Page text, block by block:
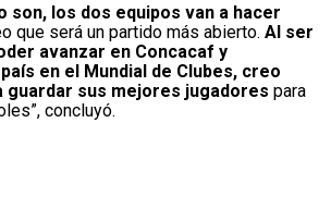
son, los dos equipos van a hacer
que será un partido más abierto. Al ser
avanzar en Concacaf y
en el Mundial de Clubes, creo
guardar sus mejores jugadores para
concluyó.